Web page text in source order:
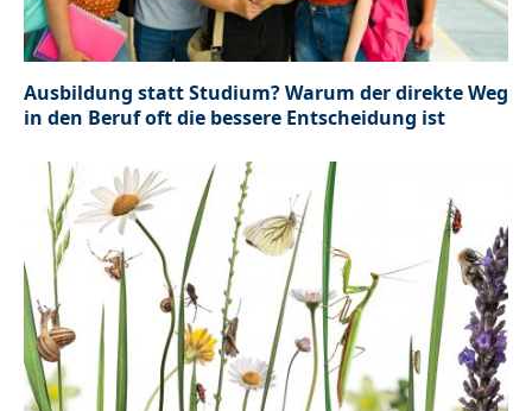
Ausbildung statt Studium? Warum der direkte Weg
in den Beruf oft die bessere Entscheidung ist